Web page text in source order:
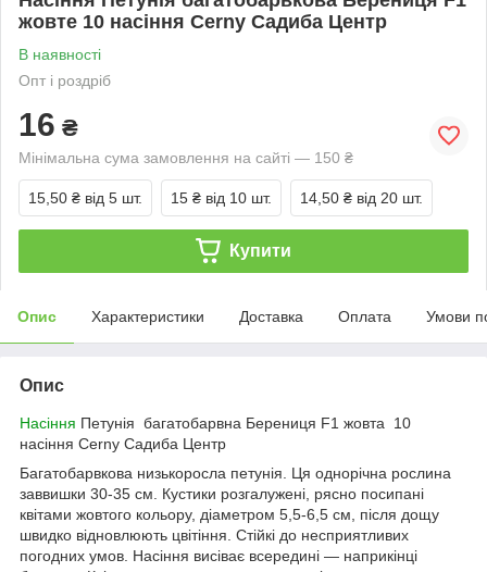
жовте 10 насіння Cerny Садиба Центр
В наявності
Опт і роздріб
16 ₴
Мінімальна сума замовлення на сайті — 150 ₴
15,50 ₴ від 5 шт. 15 ₴ від 10 шт. 14,50 ₴ від 20 шт.
Купити
Опис Характеристики Доставка Оплата Умови
Опис
Насіння Петунія багатобарвна Берениця F1 жовта 10
насіння Cerny Садиба Центр
Багатобарвкова низькоросла петунія. Ця однорічна рослина
заввишки 30-35 см. Кустики розгалужені, рясно посипані
квітами жовтого кольору, діаметром 5,5-6,5 см, після дощу
швидко відновлюють цвітіння. Стійкі до несприятливих
погодних умов. Насіння висіває всередині — наприкінці